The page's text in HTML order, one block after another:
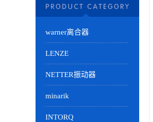
warner离合器
LENZE
NETTER振动器
minarik
INTORQ